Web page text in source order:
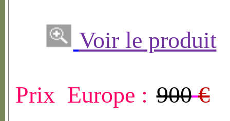
Voir le produit
Prix Europe : 900 €